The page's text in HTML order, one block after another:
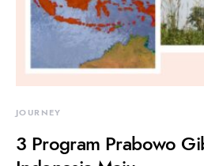
JOURNEY
3 Program Prabowo